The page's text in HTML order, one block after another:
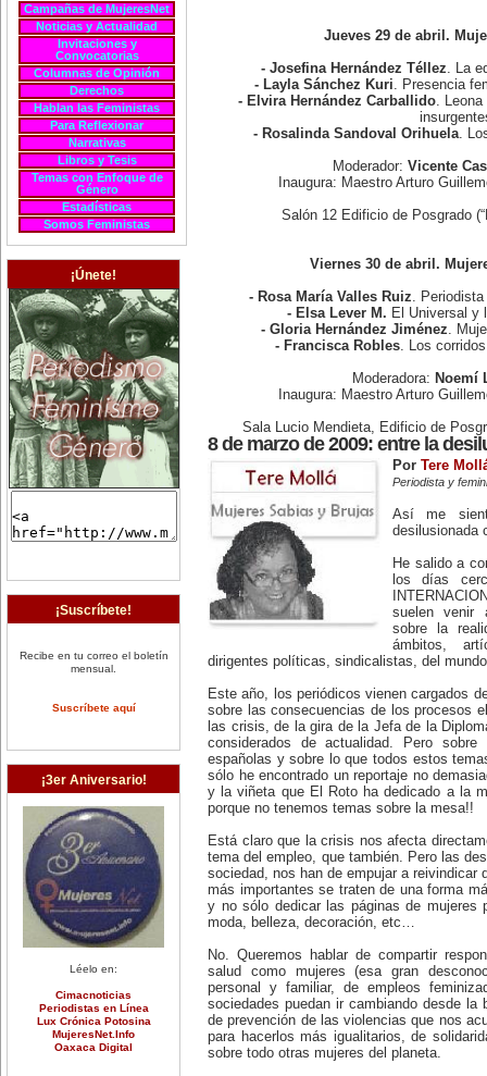
Campañas de MujeresNet
Noticias y Actualidad
Invitaciones y
Convocatorias
Columnas de Opinión
Derechos
Hablan las Feministas
Para Reflexionar
Narrativas
Libros y Tesis
Temas con Enfoque de
Género
Estadísticas
Somos Feministas
¡Únete!
¡Suscríbete!
Recibe en tu correo el boletín
mensual.
Suscríbete aquí
¡3er Aniversario!
Léelo en:
Cimacnoticias
Periodistas en Línea
Lux Crónica Potosina
MujeresNet.Info
Oaxaca Digital
Jueves 29 de abril.
- Josefina Hernández Téllez . La
- Layla Sánchez Kuri . Presencia
- Elvira Hernández Carballido .
- Rosalinda Sandoval Orihuela.
Moderador: Vicente
Inaugura: Maestro Arturo
Salón 12 Edificio de Posgrado
Viernes 30 de abril.
- Rosa María Valles Ruiz .
- Elsa Lever M. El Universal y
- Gloria Hernández Jiménez .
- Francisca Robles . Los
Moderadora: Noemí
Inaugura: Maestro Arturo
Sala Lucio Mendieta, Edificio de
8 de marzo de 2009: entre la
Por Tere
Periodista y
Así me
desilusionada
He salido a
los días
suelen venir
sobre la
ámbitos,
dirigentes políticas, sindicalistas, del
Este año, los periódicos vienen cargados
sobre las consecuencias de los procesos
las crisis, de la gira de la Jefa de la
considerados de actualidad. Pero
españolas y sobre lo que todos estos
sólo he encontrado un reportaje no
y la viñeta que El Roto ha dedicado a la
porque no tenemos temas sobre la mesa!!
Está claro que la crisis nos afecta
tema del empleo, que también. Pero las
sociedad, nos han de empujar a reivindicar
más importantes se traten de una forma
y no sólo dedicar las páginas de mujeres
moda, belleza, decoración, etc…
No. Queremos hablar de compartir
salud como mujeres (esa gran
personal y familiar, de empleos
sociedades puedan ir cambiando desde la
de prevención de las violencias que nos
para hacerlos más igualitarios, de
sobre todo otras mujeres del planeta.